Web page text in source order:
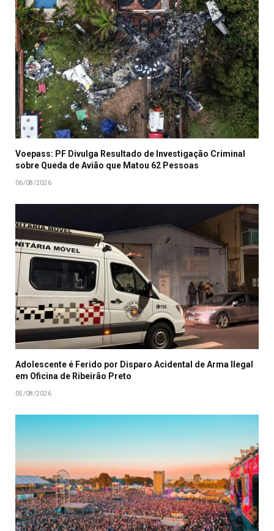
Voepass: PF Divulga Resultado de Investigação Criminal
sobre Queda de Avião que Matou 62 Pessoas
06/08/2026
Adolescente é Ferido por Disparo Acidental de Arma Ilegal
em Oficina de Ribeirão Preto
05/08/2026